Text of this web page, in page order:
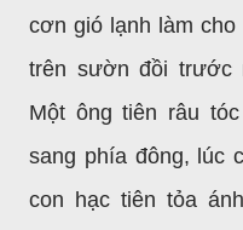
cơn gió lạnh làm
trên sườn đồi trước
Một ông tiên râu
sang phía đông, lúc
con hạc tiên tỏa